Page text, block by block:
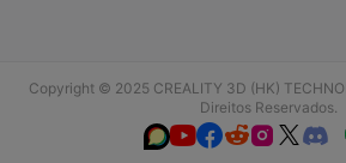
Copyright © 2025 CREALITY 3D (HK)
Direitos Reservados.
  